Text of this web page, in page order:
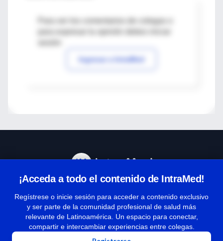
Para ver los comentarios de colegas o
Ingresar a IntraMed
¡Acceda a todo el contenido de IntraMed!
Regístrese o inicie sesión para acceder a contenido exclusivo
y ser parte de la comunidad profesional de salud más
relevante de Latinoamérica. Un espacio para conectar,
compartir e intercambiar experiencias entre colegas.
Términos y condiciones
| Políticas de privacidad